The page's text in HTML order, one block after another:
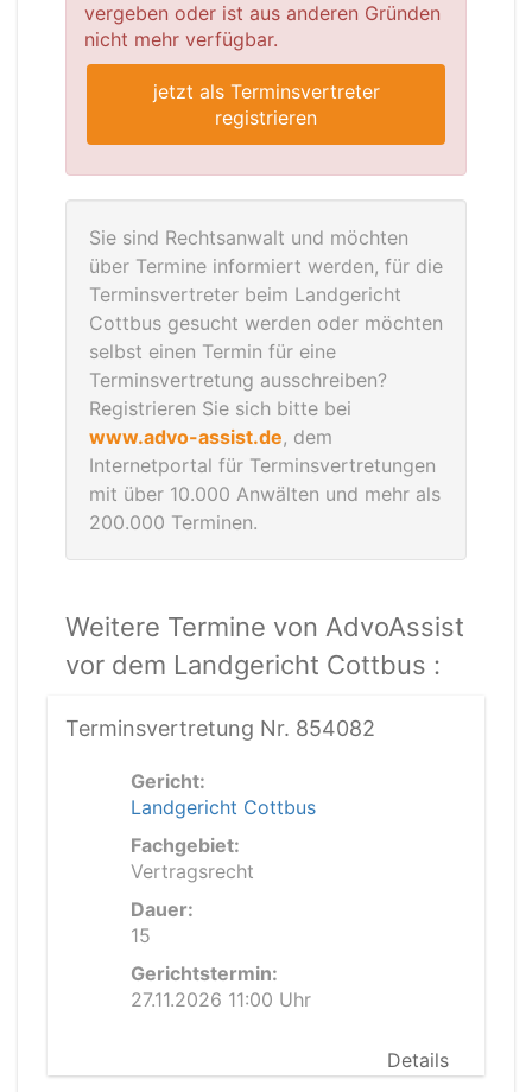
vergeben oder ist aus anderen Gründen
nicht mehr verfügbar.
jetzt als Terminsvertreter
registrieren
Sie sind Rechtsanwalt und möchten
über Termine informiert werden, für die
Terminsvertreter beim Landgericht
Cottbus gesucht werden oder möchten
selbst einen Termin für eine
Terminsvertretung ausschreiben?
Registrieren Sie sich bitte bei
www.advo-assist.de, dem
Internetportal für Terminsvertretungen
mit über 10.000 Anwälten und mehr als
200.000 Terminen.
Weitere Termine von AdvoAssist
vor dem Landgericht Cottbus :
Terminsvertretung Nr. 854082
Gericht:
Landgericht Cottbus
Fachgebiet:
Vertragsrecht
Dauer:
15
Gerichtstermin:
27.11.2026 11:00 Uhr
Details